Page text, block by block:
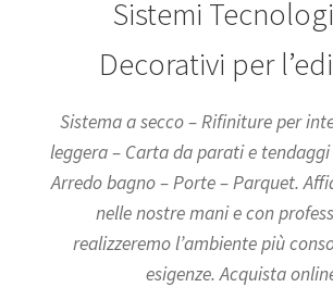
Sistemi
Decorativi per
Sistema a secco – Rifiniture per
leggera – Carta da parati e
Arredo bagno – Porte – Parquet.
nelle nostre mani e con
realizzeremo l’ambiente più
esigenze. Acquista